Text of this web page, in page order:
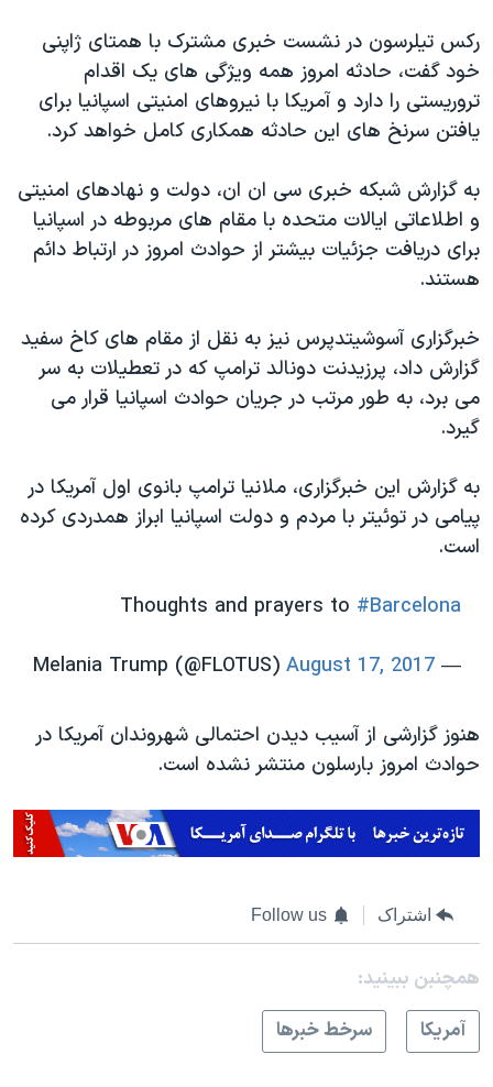
رکس تیلرسون در نشست خبری مشترک با همتای ژاپنی
خود گفت، حادثه امروز همه ویژگی های یک اقدام
تروریستی را دارد و آمریکا با نیروهای امنیتی اسپانیا برای
یافتن سرنخ های این حادثه همکاری کامل خواهد کرد.
به گزارش شبکه خبری سی ان ان، دولت و نهادهای امنیتی
و اطلاعاتی ایالات متحده با مقام های مربوطه در اسپانیا
برای دریافت جزئیات بیشتر از حوادث امروز در ارتباط دائم
هستند.
خبرگزاری آسوشیتدپرس نیز به نقل از مقام های کاخ سفید
گزارش داد، پرزیدنت دونالد ترامپ که در تعطیلات به سر
می برد، به طور مرتب در جریان حوادث اسپانیا قرار می
گیرد.
به گزارش این خبرگزاری، ملانیا ترامپ بانوی اول آمریکا در
پیامی در توئیتر با مردم و دولت اسپانیا ابراز همدردی کرده
است.
Thoughts and prayers to #Barcelona
— Melania Trump (@FLOTUS)
August 17, 2017
هنوز گزارشی از آسیب دیدن احتمالی شهروندان آمریکا در
حوادث امروز بارسلون منتشر نشده است.
اشتراک Follow us
همچنبن ببینید:
آمريکا
سرخط خبرها